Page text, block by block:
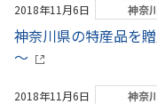
2018年11月6日 神奈
神奈川県の特産品を
～
2018年11月6日 神奈